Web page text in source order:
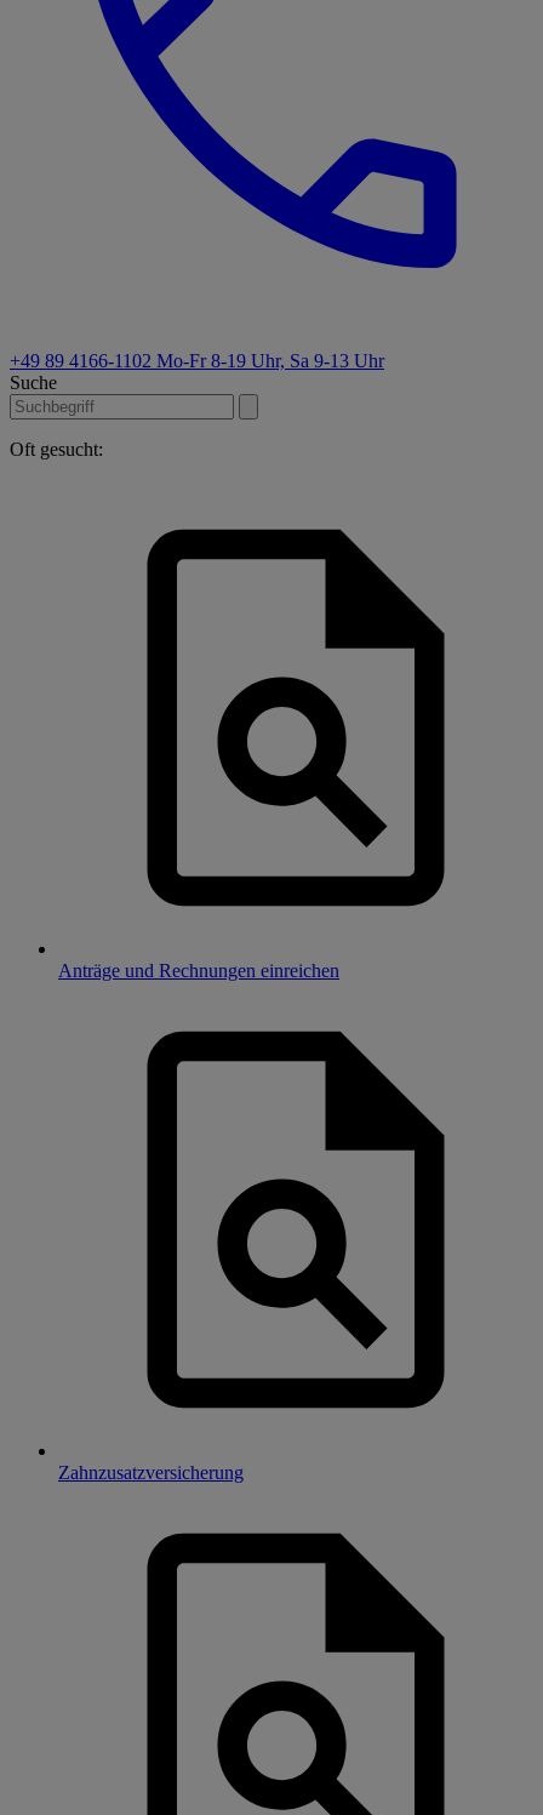
+49 89 4166-1102 Mo-Fr 8-19 Uhr, Sa 9-13 Uhr
Suche
Oft gesucht:
Anträge und Rechnungen einreichen
Zahnzusatzversicherung